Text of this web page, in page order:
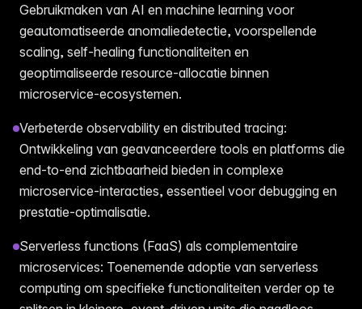
Gebruikmaken van AI en machine learning voor
geautomatiseerde anomaliedetectie, voorspellende
scaling, self-healing functionaliteiten en
geoptimaliseerde resource-allocatie binnen
microservice-ecosystemen.
Verbeterde observability en distributed tracing:
Ontwikkeling van geavanceerdere tools en platforms die
end-to-end zichtbaarheid bieden in complexe
microservice-interacties, essentieel voor debugging en
prestatie-optimalisatie.
Serverless functions (FaaS) als complementaire
microservices: Toenemende adoptie van serverless
computing om specifieke functionaliteiten verder op te